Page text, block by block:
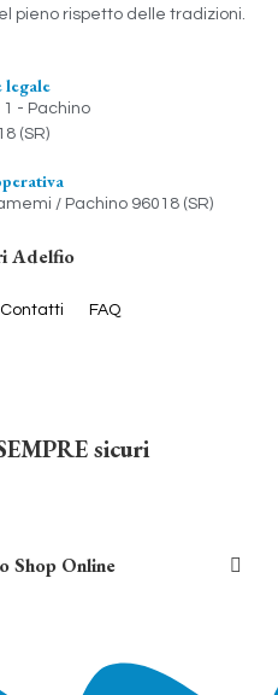
pieno rispetto delle tradizioni.
legale
1 - Pachino
(SR)
/ Pachino 96018 (SR)
Adelfio
Contatti
FAQ
sicuri
Shop Online